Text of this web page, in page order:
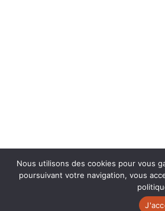
Nous utilisons des cookies pour vous
poursuivant votre navigation, vous